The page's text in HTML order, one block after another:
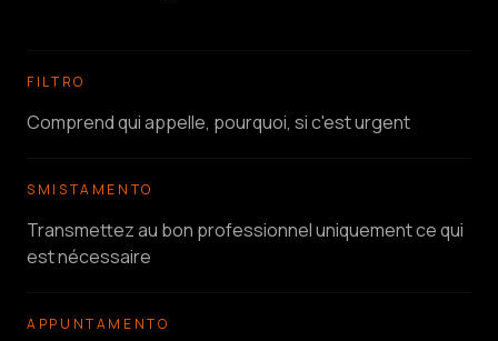
FILTRO
Comprend qui appelle, pourquoi, si c'est urgent
SMISTAMENTO
Transmettez au bon professionnel uniquement ce qui
est nécessaire
APPUNTAMENTO